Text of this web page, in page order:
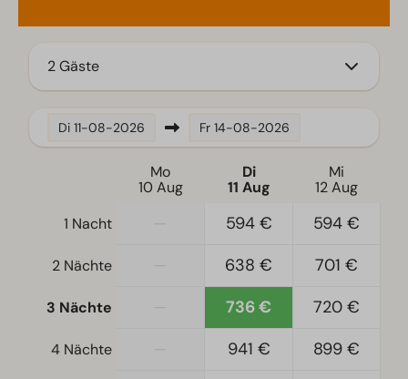
Geschirrspüler
Wasserkocher
Standort
Schlafzimmer
Boxspringbetten
Einzelbettdecken und Kissen
Etagenbet(ten): 1
2 Gäste
Di 11-08-2026 Fr 14-08-2026
Mo
10 Aug
Di
11 Aug
Mi
12 Aug
1 Nacht
594 € 594 €
2 Nächte 638 € 701 €
3 Nächte 736 € 720 €
4 Nächte 941 € 899 €